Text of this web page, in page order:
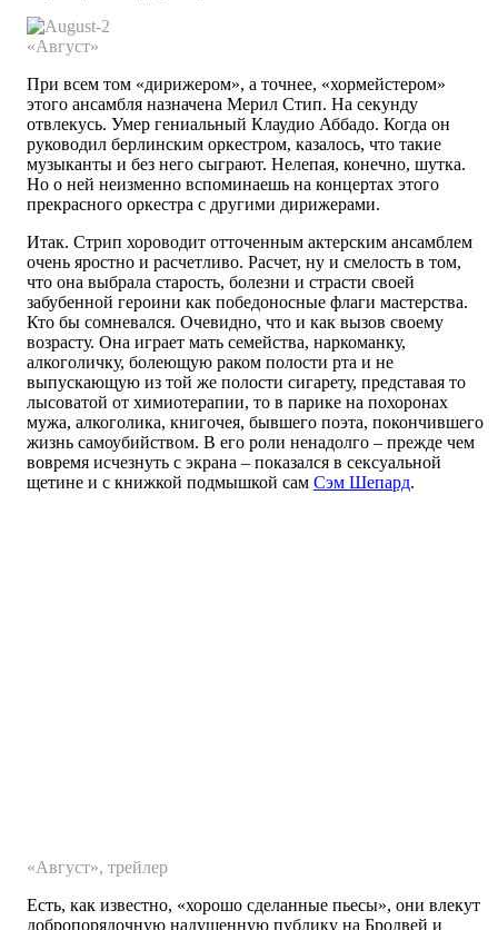
«Август»
При всем том «дирижером», а точнее, «хормейстером»
этого ансамбля назначена Мерил Стип. На секунду
отвлекусь. Умер гениальный Клаудио Аббадо. Когда он
руководил берлинским оркестром, казалось, что такие
музыканты и без него сыграют. Нелепая, конечно, шутка.
Но о ней неизменно вспоминаешь на концертах этого
прекрасного оркестра с другими дирижерами.
Итак. Стрип хороводит отточенным актерским ансамблем
очень яростно и расчетливо. Расчет, ну и смелость в том,
что она выбрала старость, болезни и страсти своей
забубенной героини как победоносные флаги мастерства.
Кто бы сомневался. Очевидно, что и как вызов своему
возрасту. Она играет мать семейства, наркоманку,
алкоголичку, болеющую раком полости рта и не
выпускающую из той же полости сигарету, представая то
лысоватой от химиотерапии, то в парике на похоронах
мужа, алкоголика, книгочея, бывшего поэта, покончившего
жизнь самоубийством. В его роли ненадолго – прежде чем
вовремя исчезнуть с экрана – показался в сексуальной
щетине и с книжкой подмышкой сам Сэм Шепард.
«Август», трейлер
Есть, как известно, «хорошо сделанные пьесы», они влекут
добропорядочную надушенную публику на Бродвей и